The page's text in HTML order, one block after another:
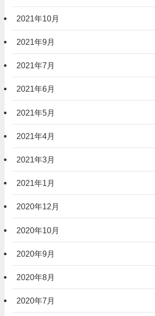
2021年10月
2021年9月
2021年7月
2021年6月
2021年5月
2021年4月
2021年3月
2021年1月
2020年12月
2020年10月
2020年9月
2020年8月
2020年7月